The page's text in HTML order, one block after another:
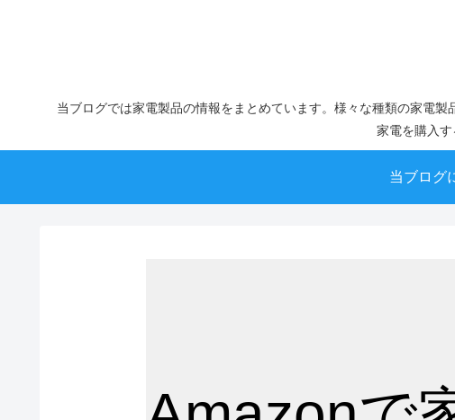
当ブログでは家電製品の情報をまとめています。様々な種類の家電
家電を購入
当ブログ